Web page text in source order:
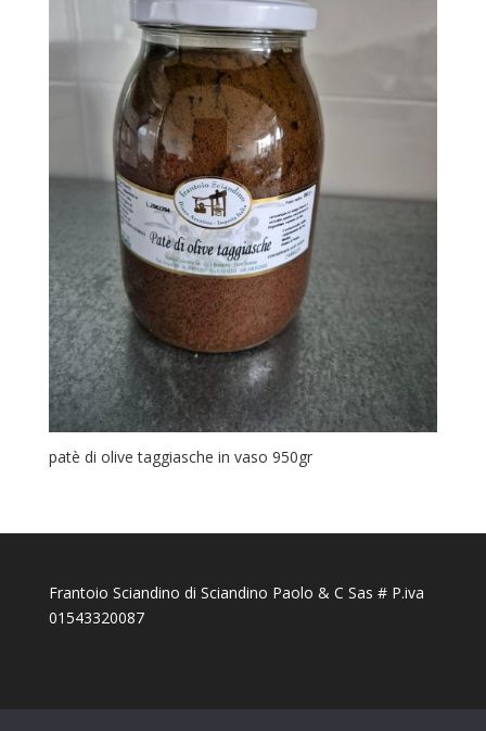
patè di olive taggiasche in vaso 950gr
Frantoio Sciandino di Sciandino Paolo & C Sas # P.iva
01543320087